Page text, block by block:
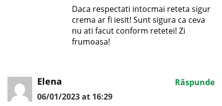
Daca respectati intocmai reteta sigur
crema ar fi iesit! Sunt sigura ca ceva
nu ati facut conform retetei! Zi
frumoasa!
Elena
06/01/2023 at 16:29
Răspunde